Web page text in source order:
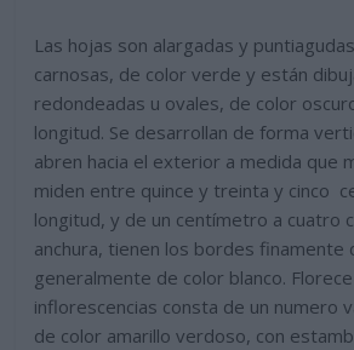
Las hojas son alargadas y
carnosas, de color verde y están
redondeadas u ovales, de color
longitud. Se desarrollan de forma
abren hacia el exterior a medida que
miden entre quince y treinta y cinco
longitud, y de un centímetro a cuatro
anchura, tienen los bordes finamente
generalmente de color blanco.
inflorescencias consta de un numero
de color amarillo verdoso, con